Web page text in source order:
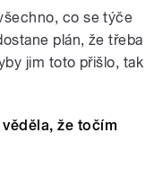
co se týče
plán, že třeba
jim toto přišlo, tak
že točím